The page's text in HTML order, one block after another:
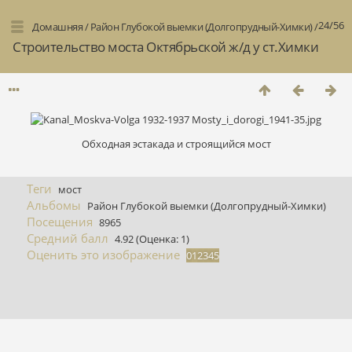
24/56
Домашняя/Район Глубокой выемки (Долгопрудный-Химки)/
Строительство моста Октябрьской ж/д у ст.Химки
Обходная эстакада и строящийся мост
Теги мост
Альбомы Район Глубокой выемки (Долгопрудный-Химки)
Посещения 8965
Средний балл 4.92(Оценка: 1)
Оценить это изображение